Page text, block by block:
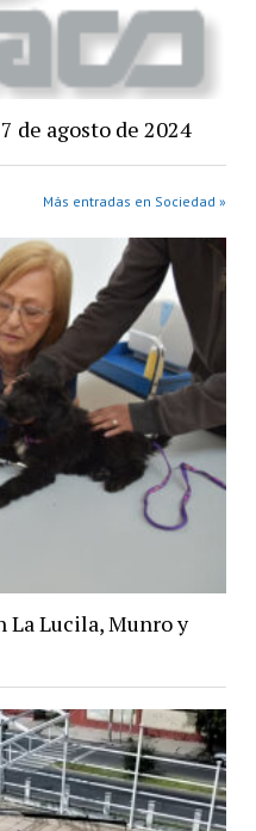
de agosto de 2024
Más entradas en Sociedad »
La Lucila, Munro y